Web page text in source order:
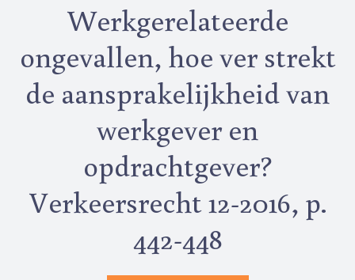
Werkgerelateerde
ongevallen, hoe ver strekt
de aansprakelijkheid van
werkgever en
opdrachtgever?
Verkeersrecht 12-2016, p.
442-448